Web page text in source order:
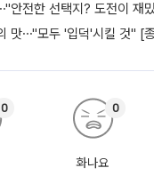
안전한 선택지? 도전이 재
맛⋯"모두 '입덕'시킬 것" [
0
화나요
0